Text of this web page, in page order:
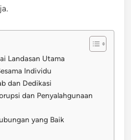
Landasan Utama
Individu
dan Dedikasi
dan Penyalahgunaan
yang Baik